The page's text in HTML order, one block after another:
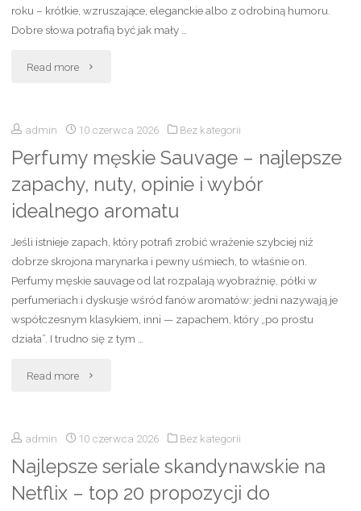
roku – krótkie, wzruszające, eleganckie albo z odrobiną humoru.
Dobre słowa potrafią być jak mały …
Read more "Życzenia
nauczyciela
na
koniec
–
najlepsze
wzory,
na
admin 10 czerwca 2026 Bez kategorii
Perfumy męskie Sauvage – najlepsze
zapachy, nuty, opinie i wybór
idealnego aromatu
Jeśli istnieje zapach, który potrafi zrobić wrażenie szybciej niż
dobrze skrojona marynarka i pewny uśmiech, to właśnie on.
Perfumy męskie sauvage od lat rozpalają wyobraźnię, półki w
perfumeriach i dyskusje wśród fanów aromatów: jedni nazywają je
współczesnym klasykiem, inni — zapachem, który „po prostu
działa”. I trudno się z tym …
Read more "Perfumy
Sauvage
–
najlepsze
admin 10 czerwca 2026 Bez kategorii
Najlepsze seriale skandynawskie na
Netflix – top 20 propozycji do